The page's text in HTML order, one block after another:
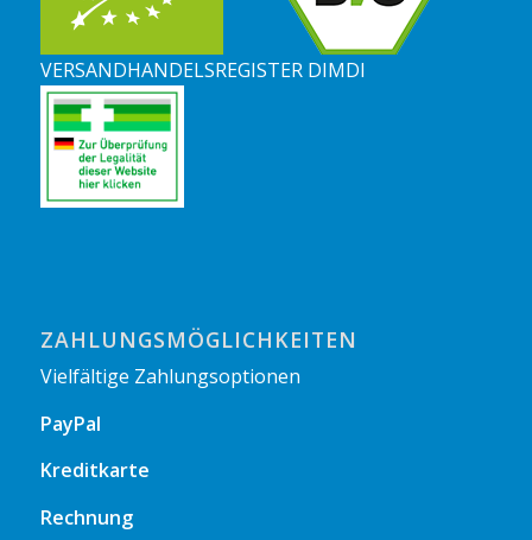
VERSANDHANDELSREGISTER DIMDI
ZAHLUNGSMÖGLICHKEITEN
Vielfältige Zahlungsoptionen
PayPal
Kreditkarte
Rechnung